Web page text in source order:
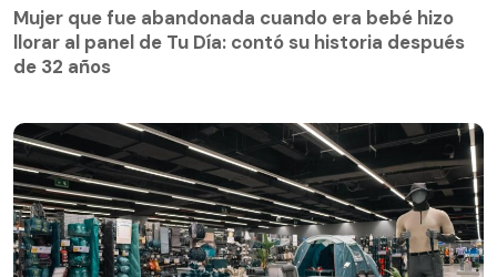
llorar al panel de Tu Día: contó su historia después
de 32 años
Mujer que fue abandonada cuando era bebé hizo
llorar al panel de Tu Día: contó su historia después
de 32 años